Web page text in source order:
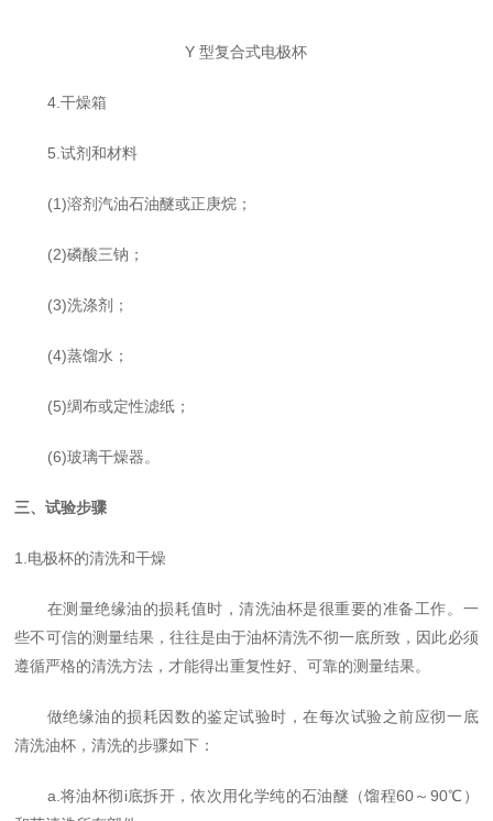
Y 型复合式电极杯
4.干燥箱
5.试剂和材料
(1)溶剂汽油石油醚或正庚烷；
(2)磷酸三钠 ；
(3)洗涤剂 ；
(4)蒸馏水 ；
(5)绸布或定性滤纸；
(6)玻璃干燥器。
三、试验步骤
1.电极杯的清洗和干燥
在测量绝缘油的损耗值时，清洗油杯是很重要的准备工作。一
些不可信的测量结果，往往是由于油杯清洗不彻一底所致，因此必须
遵循严格的清洗方法，才能得出重复性好、可靠的测量结果。
做绝缘油的损耗因数的鉴定试验时，在每次试验之前应彻一底
清洗油杯，清洗的步骤如下：
a.将油杯彻i底拆开，依次用化学纯的石油醚（馏程60～90℃）